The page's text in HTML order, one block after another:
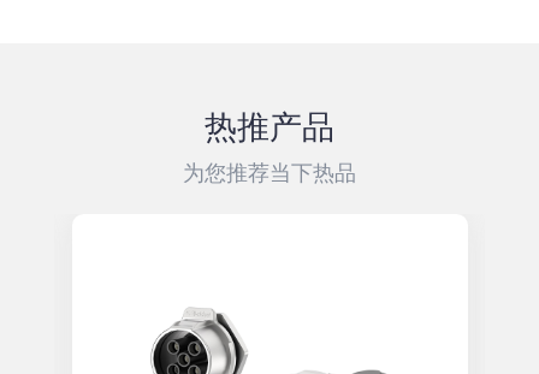
热推产品
为您推荐当下热品